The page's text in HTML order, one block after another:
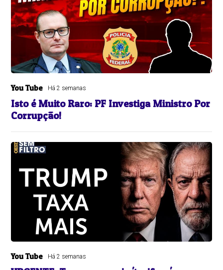
You Tube Há 2 semanas
Isto é Muito Raro: PF Investiga Ministro Por
Corrupção!
You Tube Há 2 semanas